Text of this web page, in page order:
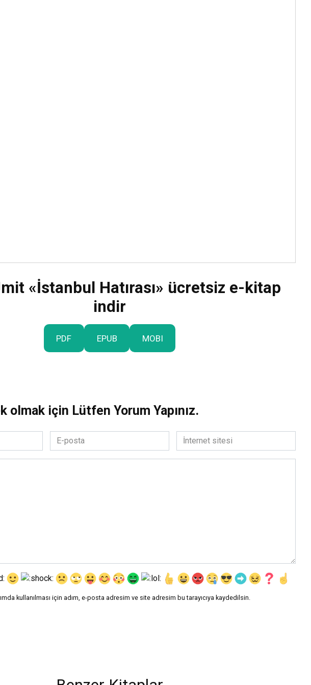
«İstanbul Hatırası» ücretsiz e-kitap
indir
PDF EPUB MOBI
olmak için Lütfen Yorum Yapınız.
E-
posta
*
İnternet
sitesi
kullanılması için adım, e-posta adresim ve site adresim bu tarayıcıya kaydedilsin.
Daha Fazla Oku